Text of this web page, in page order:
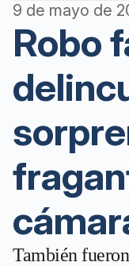
9 de mayo de
Robo
También